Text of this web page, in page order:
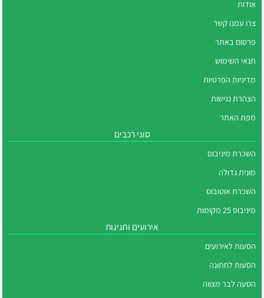
אודות
צרו עמנו קשר
פרסום באתר
תנאי השימוש
מדיניות הפרטיות
הצהרת נגישות
מפת האתר
סוגי רכבים
השכרת מיניבוס
מונית גדולה
השכרת אוטובוס
מיניבוס 25 מקומות
אירועים וחגיגות
הסעות לאירועים
הסעות לחתונה
הסעה לבר מצווה